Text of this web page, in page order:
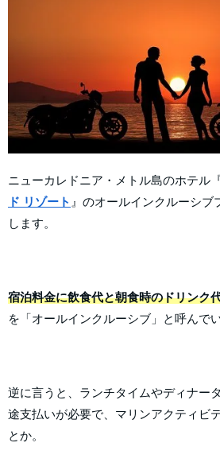
ニューカレドニア・メトル島のホテル
ド リゾート 』のオールインクルーシブ
します。
宿泊料金に飲食代と朝食時のドリンク
を「オールインクルーシブ」と呼んで
逆に言うと、ランチタイムやディナー
途支払いが必要で、マリンアクティビ
とか。